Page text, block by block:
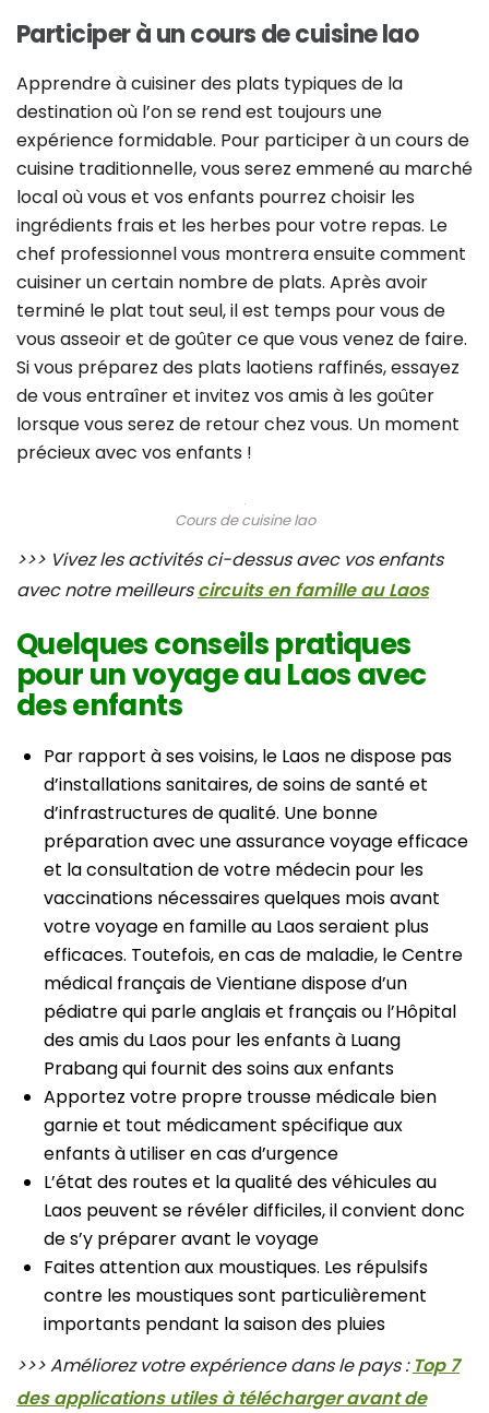
Participer à un cours de cuisine lao
Apprendre à cuisiner des plats typiques de la
destination où l’on se rend est toujours une
expérience formidable. Pour participer à un cours de
cuisine traditionnelle, vous serez emmené au marché
local où vous et vos enfants pourrez choisir les
ingrédients frais et les herbes pour votre repas. Le
chef professionnel vous montrera ensuite comment
cuisiner un certain nombre de plats. Après avoir
terminé le plat tout seul, il est temps pour vous de
vous asseoir et de goûter ce que vous venez de faire.
Si vous préparez des plats laotiens raffinés, essayez
de vous entraîner et invitez vos amis à les goûter
lorsque vous serez de retour chez vous. Un moment
précieux avec vos enfants !
Cours de cuisine lao
>>> Vivez les activités ci-dessus avec vos enfants
avec notre meilleurscircuits en famille au Laos
Quelques conseils pratiques
pour un voyage au Laos avec
des enfants
Par rapport à ses voisins, le Laos ne dispose pas
d’installations sanitaires, de soins de santé et
d’infrastructures de qualité. Une bonne
préparation avec une assurance voyage efficace
et la consultation de votre médecin pour les
vaccinations nécessaires quelques mois avant
votre voyage en famille au Laos seraient plus
efficaces. Toutefois, en cas de maladie, le Centre
médical français de Vientiane dispose d’un
pédiatre qui parle anglais et français ou l’Hôpital
des amis du Laos pour les enfants à Luang
Prabang qui fournit des soins aux enfants
Apportez votre propre trousse médicale bien
garnie et tout médicament spécifique aux
enfants à utiliser en cas d’urgence
L’état des routes et la qualité des véhicules au
Laos peuvent se révéler difficiles, il convient donc
de s’y préparer avant le voyage
Faites attention aux moustiques. Les répulsifs
contre les moustiques sont particulièrement
importants pendant la saison des pluies
>>> Améliorez votre expérience dans le pays : Top 7
des applications utiles à télécharger avant de